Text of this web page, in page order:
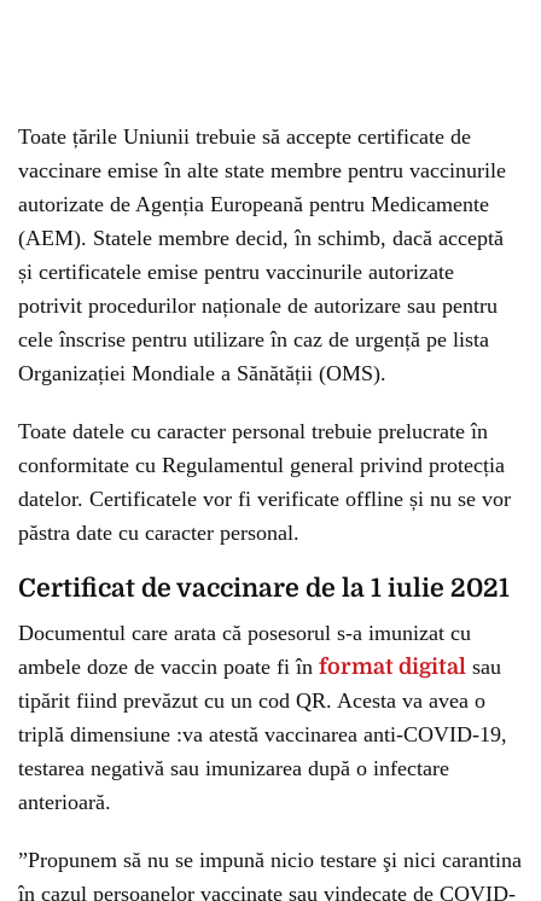
Toate țările Uniunii trebuie să accepte certificate de
vaccinare emise în alte state membre pentru vaccinurile
autorizate de Agenția Europeană pentru Medicamente
(AEM). Statele membre decid, în schimb, dacă acceptă
și certificatele emise pentru vaccinurile autorizate
potrivit procedurilor naționale de autorizare sau pentru
cele înscrise pentru utilizare în caz de urgență pe lista
Organizației Mondiale a Sănătății (OMS).
Toate datele cu caracter personal trebuie prelucrate în
conformitate cu Regulamentul general privind protecția
datelor. Certificatele vor fi verificate offline și nu se vor
păstra date cu caracter personal.
Certificat de vaccinare de la 1 iulie 2021
Documentul care arata că posesorul s-a imunizat cu
ambele doze de vaccin poate fi în format digital sau
tipărit fiind prevăzut cu un cod QR. Acesta va avea o
triplă dimensiune :va atestă vaccinarea anti-COVID-19,
testarea negativă sau imunizarea după o infectare
anterioară.
”Propunem să nu se impună nicio testare şi nici carantina
în cazul persoanelor vaccinate sau vindecate de COVID-